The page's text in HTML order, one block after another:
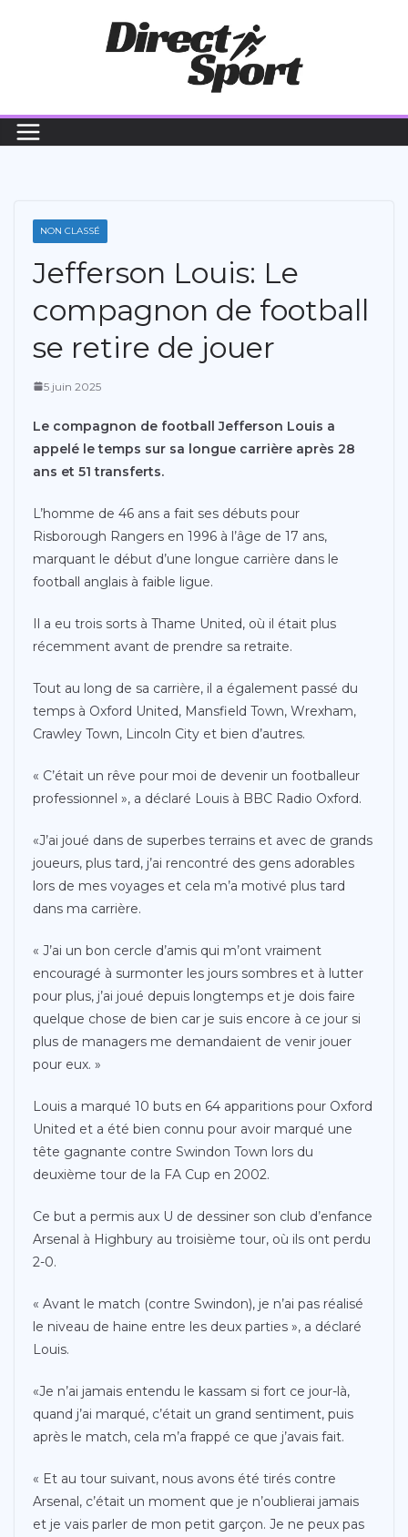
NON CLASSÉ
Jefferson Louis: Le
compagnon de football
se retire de jouer
5 juin 2025
Le compagnon de football Jefferson Louis a
appelé le temps sur sa longue carrière après 28
ans et 51 transferts.
L’homme de 46 ans a fait ses débuts pour
Risborough Rangers en 1996 à l’âge de 17 ans,
marquant le début d’une longue carrière dans le
football anglais à faible ligue.
Il a eu trois sorts à Thame United, où il était plus
récemment avant de prendre sa retraite.
Tout au long de sa carrière, il a également passé du
temps à Oxford United, Mansfield Town, Wrexham,
Crawley Town, Lincoln City et bien d’autres.
« C’était un rêve pour moi de devenir un footballeur
professionnel », a déclaré Louis à BBC Radio Oxford.
«J’ai joué dans de superbes terrains et avec de grands
joueurs, plus tard, j’ai rencontré des gens adorables
lors de mes voyages et cela m’a motivé plus tard
dans ma carrière.
« J’ai un bon cercle d’amis qui m’ont vraiment
encouragé à surmonter les jours sombres et à lutter
pour plus, j’ai joué depuis longtemps et je dois faire
quelque chose de bien car je suis encore à ce jour si
plus de managers me demandaient de venir jouer
pour eux. »
Louis a marqué 10 buts en 64 apparitions pour Oxford
United et a été bien connu pour avoir marqué une
tête gagnante contre Swindon Town lors du
deuxième tour de la FA Cup en 2002.
Ce but a permis aux U de dessiner son club d’enfance
Arsenal à Highbury au troisième tour, où ils ont perdu
2-0.
« Avant le match (contre Swindon), je n’ai pas réalisé
le niveau de haine entre les deux parties », a déclaré
Louis.
«Je n’ai jamais entendu le kassam si fort ce jour-là,
quand j’ai marqué, c’était un grand sentiment, puis
après le match, cela m’a frappé ce que j’avais fait.
« Et au tour suivant, nous avons été tirés contre
Arsenal, c’était un moment que je n’oublierai jamais
et je vais parler de mon petit garçon. Je ne peux pas